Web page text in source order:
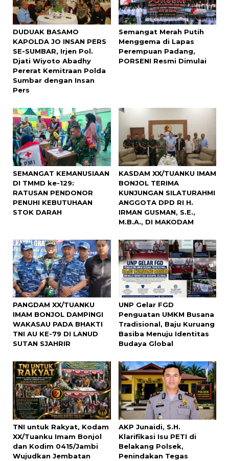
DUDUAK BASAMO
KAPOLDA JO INSAN PERS
SE-SUMBAR, Irjen Pol.
Djati Wiyoto Abadhy
Pererat Kemitraan Polda
Sumbar dengan Insan
Pers
Semangat Merah Putih
Menggema di Lapas
Perempuan Padang,
PORSENI Resmi Dimulai
SEMANGAT KEMANUSIAAN
DI TMMD ke-129:
RATUSAN PENDONOR
PENUHI KEBUTUHAAN
STOK DARAH
KASDAM XX/TUANKU IMAM
BONJOL TERIMA
KUNJUNGAN SILATURAHMI
ANGGOTA DPD RI H.
IRMAN GUSMAN, S.E.,
M.B.A., DI MAKODAM
PANGDAM XX/TUANKU
IMAM BONJOL DAMPINGI
WAKASAU PADA BHAKTI
TNI AU KE-79 DI LANUD
SUTAN SJAHRIR
UNP Gelar FGD
Penguatan UMKM Busana
Tradisional, Baju Kuruang
Basiba Menuju Identitas
Budaya Global
TNI untuk Rakyat, Kodam
XX/Tuanku Imam Bonjol
dan Kodim 0415/Jambi
Wujudkan Jembatan
AKP Junaidi, S.H.
Klarifikasi Isu PETI di
Belakang Polsek,
Penindakan Tegas